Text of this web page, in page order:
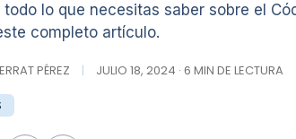
todo lo que necesitas saber sobre el
completo artículo.
PÉREZ | JULIO 18, 2024 · 6 MIN DE LECTURA